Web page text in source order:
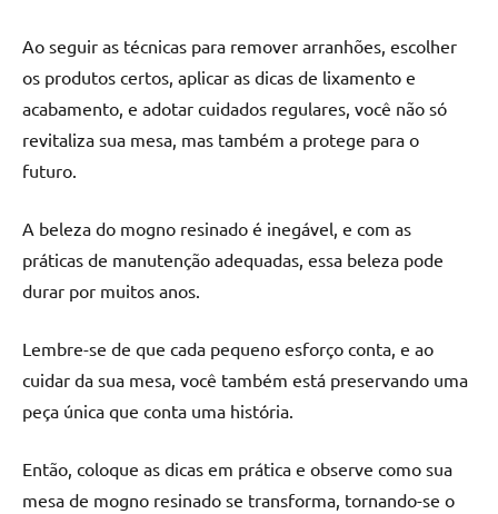
Ao seguir as técnicas para remover arranhões, escolher
os produtos certos, aplicar as dicas de lixamento e
acabamento, e adotar cuidados regulares, você não só
revitaliza sua mesa, mas também a protege para o
futuro.
A beleza do mogno resinado é inegável, e com as
práticas de manutenção adequadas, essa beleza pode
durar por muitos anos.
Lembre-se de que cada pequeno esforço conta, e ao
cuidar da sua mesa, você também está preservando uma
peça única que conta uma história.
Então, coloque as dicas em prática e observe como sua
mesa de mogno resinado se transforma, tornando-se o